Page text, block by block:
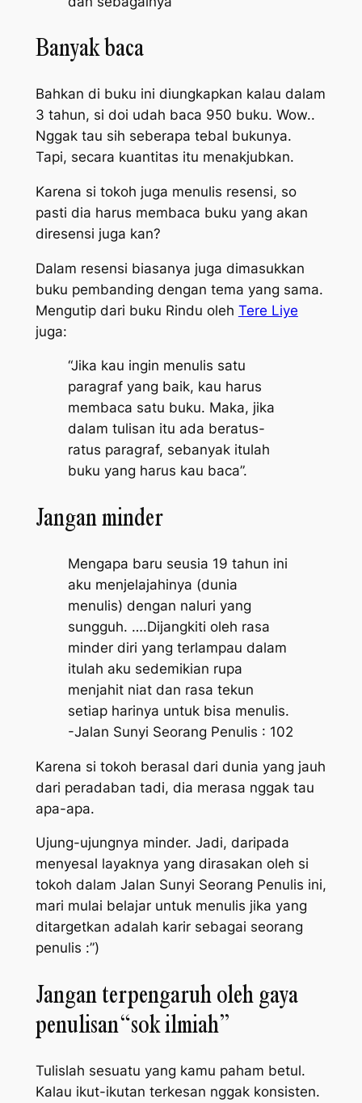
Banyak baca
Bahkan di buku ini diungkapkan kalau dalam
3 tahun, si doi udah baca 950 buku. Wow..
Nggak tau sih seberapa tebal bukunya.
Tapi, secara kuantitas itu menakjubkan.
Karena si tokoh juga menulis resensi, so
pasti dia harus membaca buku yang akan
diresensi juga kan?
Dalam resensi biasanya juga dimasukkan
buku pembanding dengan tema yang sama.
Mengutip dari buku Rindu oleh Tere Liye
juga:
“Jika kau ingin menulis satu
paragraf yang baik, kau harus
membaca satu buku. Maka, jika
dalam tulisan itu ada beratus-
ratus paragraf, sebanyak itulah
buku yang harus kau baca”.
Jangan minder​
Mengapa baru seusia 19 tahun ini
aku menjelajahinya (dunia
menulis) dengan naluri yang
sungguh. ….Dijangkiti oleh rasa
minder diri yang terlampau dalam
itulah aku sedemikian rupa
menjahit niat dan rasa tekun
setiap harinya untuk bisa menulis.
-Jalan Sunyi Seorang Penulis : 102
​Karena si tokoh berasal dari dunia yang jauh
dari peradaban tadi, dia merasa nggak tau
apa-apa.
Ujung-ujungnya minder. Jadi, daripada
menyesal layaknya yang dirasakan oleh si
tokoh dalam Jalan Sunyi Seorang Penulis ini,
mari mulai belajar untuk menulis jika yang
ditargetkan adalah karir sebagai seorang
penulis :”)
Jangan terpengaruh oleh gaya
penulisan “sok ilmiah”
Tulislah sesuatu yang kamu paham betul.
Kalau ikut-ikutan terkesan nggak konsisten.